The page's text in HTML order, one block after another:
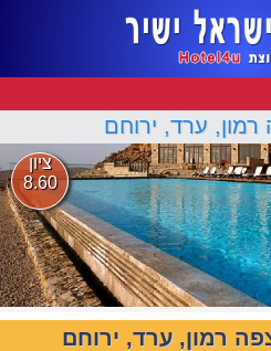
ערד, ירוחם
ציון
8.60
רמון, ערד, ירוחם